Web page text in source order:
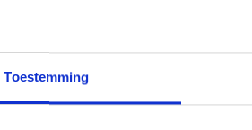
Toestemming